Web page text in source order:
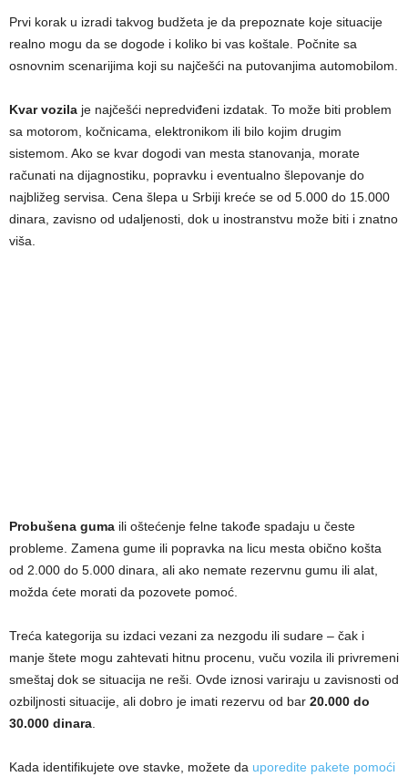
Prvi korak u izradi takvog budžeta je da prepoznate koje situacije
realno mogu da se dogode i koliko bi vas koštale. Počnite sa
osnovnim scenarijima koji su najčešći na putovanjima automobilom.
Kvar vozila je najčešći nepredviđeni izdatak. To može biti problem
sa motorom, kočnicama, elektronikom ili bilo kojim drugim
sistemom. Ako se kvar dogodi van mesta stanovanja, morate
računati na dijagnostiku, popravku i eventualno šlepovanje do
najbližeg servisa. Cena šlepa u Srbiji kreće se od 5.000 do 15.000
dinara, zavisno od udaljenosti, dok u inostranstvu može biti i znatno
viša.
Probušena guma ili oštećenje felne takođe spadaju u česte
probleme. Zamena gume ili popravka na licu mesta obično košta
od 2.000 do 5.000 dinara, ali ako nemate rezervnu gumu ili alat,
možda ćete morati da pozovete pomoć.
Treća kategorija su izdaci vezani za nezgodu ili sudare – čak i
manje štete mogu zahtevati hitnu procenu, vuču vozila ili privremeni
smeštaj dok se situacija ne reši. Ovde iznosi variraju u zavisnosti od
ozbiljnosti situacije, ali dobro je imati rezervu od bar 20.000 do
30.000 dinara
Kada identifikujete ove stavke, možete da uporedite pakete pomoći